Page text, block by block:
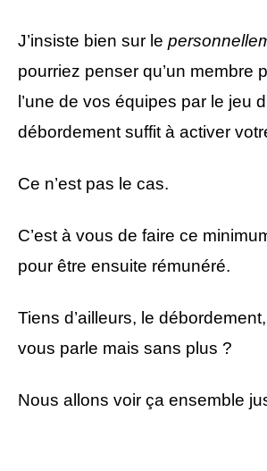
J’insiste bien sur le
pourriez penser qu’un membre
l’une de vos équipes par le jeu
débordement suffit à activer
Ce n’est pas le cas.
C’est à vous de faire ce
pour être ensuite rémunéré.
Tiens d’ailleurs, le
vous parle mais sans plus ?
Nous allons voir ça ensemble